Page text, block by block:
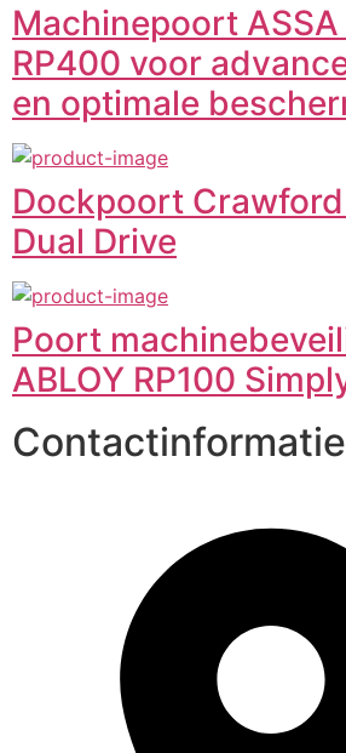
Machinepoort ASSA
RP400 voor
en optimale
Dockpoort Crawford
Dual Drive
Poort
ABLOY RP100
Contactinformatie